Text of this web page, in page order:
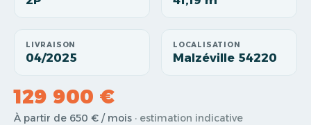
LIVRAISON
04/2025
LOCALISATION
Malzéville 54220
129 900 €
À partir de 650 € / mois · estimation indicative